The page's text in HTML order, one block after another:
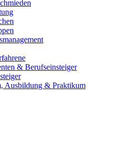
& Berufseinsteiger
Ausbildung & Praktikum